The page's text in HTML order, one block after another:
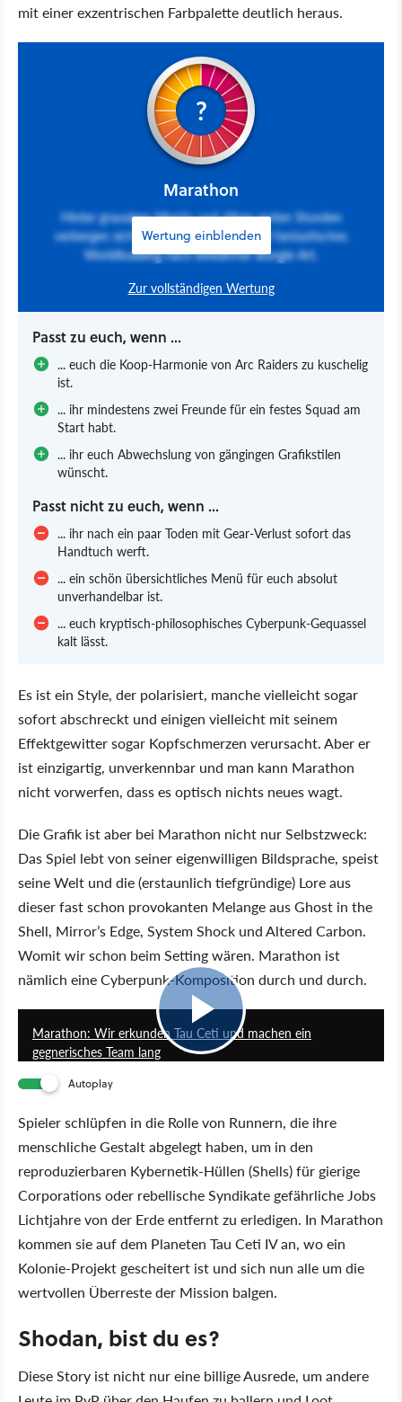
mit einer exzentrischen Farbpalette deutlich heraus.
?
Marathon
Wertung einblenden
Hinter grausigen Menüs und zähen ersten Stunden
verbergen sich grandioses Gunplay und fantastisches
Worldbuilding nach bewährter Bungie-Art.
Zur vollständigen Wertung
Passt zu euch, wenn ...
... euch die Koop-Harmonie von Arc Raiders zu kuschelig
ist.
... ihr mindestens zwei Freunde für ein festes Squad am
Start habt.
... ihr euch Abwechslung von gängingen Grafikstilen
wünscht.
Passt nicht zu euch, wenn ...
... ihr nach ein paar Toden mit Gear-Verlust sofort das
Handtuch werft.
... ein schön übersichtliches Menü für euch absolut
unverhandelbar ist.
... euch kryptisch-philosophisches Cyberpunk-Gequassel
kalt lässt.
Es ist ein Style, der polarisiert, manche vielleicht sogar
sofort abschreckt und einigen vielleicht mit seinem
Effektgewitter sogar Kopfschmerzen verursacht. Aber er
ist einzigartig, unverkennbar und man kann Marathon
nicht vorwerfen, dass es optisch nichts neues wagt.
Die Grafik ist aber bei Marathon nicht nur Selbstzweck:
Das Spiel lebt von seiner eigenwilligen Bildsprache, speist
seine Welt und die (erstaunlich tiefgründige) Lore aus
dieser fast schon provokanten Melange aus Ghost in the
Shell, Mirror’s Edge, System Shock und Altered Carbon.
Womit wir schon beim Setting wären. Marathon ist
nämlich eine Cyberpunk-Komposition durch und durch.
Marathon: Wir erkunden Tau Ceti und machen ein
gegnerisches Team lang
Autoplay
Spieler schlüpfen in die Rolle von Runnern, die ihre
menschliche Gestalt abgelegt haben, um in den
reproduzierbaren Kybernetik-Hüllen (Shells) für gierige
Corporations oder rebellische Syndikate gefährliche Jobs
Lichtjahre von der Erde entfernt zu erledigen. In Marathon
kommen sie auf dem Planeten Tau Ceti IV an, wo ein
Kolonie-Projekt gescheitert ist und sich nun alle um die
wertvollen Überreste der Mission balgen.
Shodan, bist du es?
Diese Story ist nicht nur eine billige Ausrede, um andere